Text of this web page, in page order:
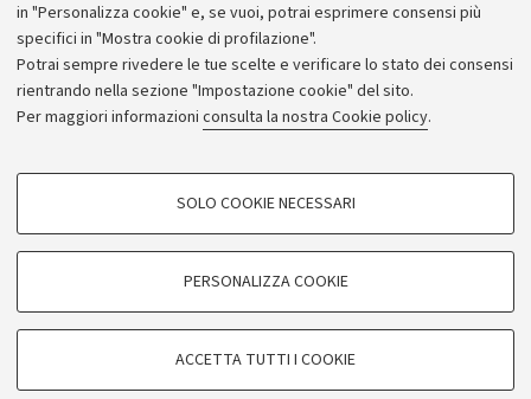
in "Personalizza cookie" e, se vuoi, potrai esprimere consensi più
specifici in "Mostra cookie di profilazione".
Potrai sempre rivedere le tue scelte e verificare lo stato dei consensi
rientrando nella sezione "Impostazione cookie" del sito.
Per maggiori informazioni consulta la nostra Cookie policy.
COOKIE DI PROFILAZIONE - FACOLTATIVI
COOKIE TECNICI - NECESSARI
SOLO COOKIE NECESSARI
PERSONALIZZA COOKIE
ACCETTA TUTTI I COOKIE
Comunicati stampa
Redazione
Rassegna stampa
© Copyright 2026 - ALMA MATER STUDIORUM - Università di
Bologna - Via Zamboni, 33 - 40126 Bologna - PI: 01131710376 -
CF: 80007010376